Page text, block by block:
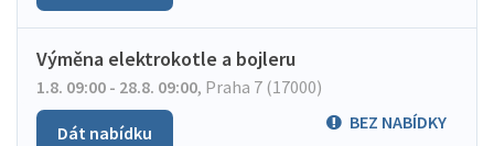
Výměna elektrokotle a bojleru
1.8. 09:00 - 28.8. 09:00, Praha 7 (17000)
BEZ NABÍDKY
Dát nabídku